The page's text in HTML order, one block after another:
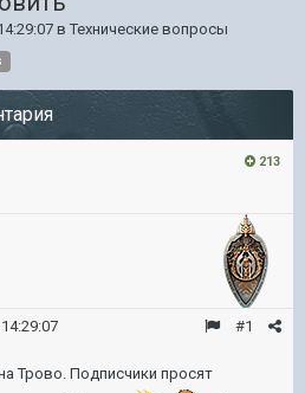
в Технические вопросы
213
#1
Трово. Подписчики просят